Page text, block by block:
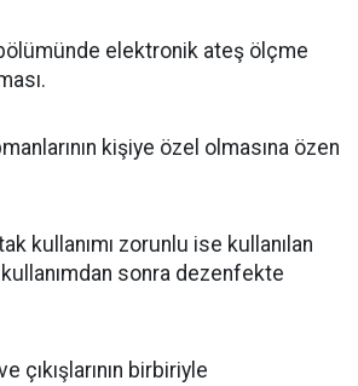
elektronik ateş ölçme
kişiye özel olmasına özen
kullanımı zorunlu ise kullanılan
sonra dezenfekte
çıkışlarının birbiriyle